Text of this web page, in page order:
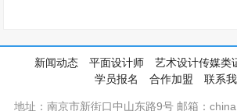
新闻动态 平面设计师 艺术设计传媒类
学员报名
合作加盟 联系
地址：南京市新街口中山东路9号 邮箱：